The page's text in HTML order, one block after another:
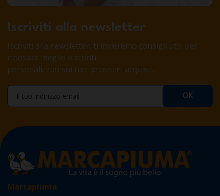
Iscriviti alla newsletter
Iscriviti alla newsletter, ti invieremo consigli utili per
riposare meglio e sconti
personalizzati sui tuoi prossimi acquisti.
Marcapiuma